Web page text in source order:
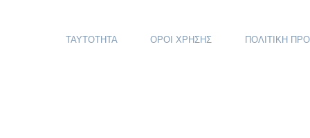
ΤΑΥΤΟΤΗΤΑ ΟΡΟΙ ΧΡΗΣΗΣ ΠΟΛΙΤΙΚΗ